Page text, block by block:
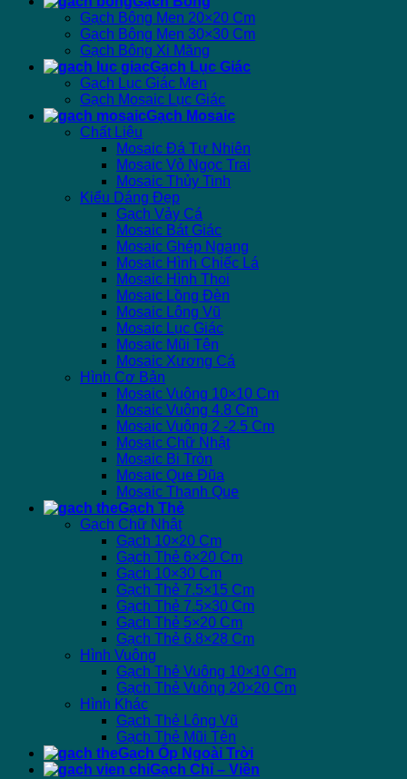
Gạch Bông Men 20×20 Cm
Gạch Bông Men 30×30 Cm
Gạch Bông Xi Măng
Gạch Lục Giác
Gạch Lục Giác Men
Gạch Mosaic Lục Giác
Gạch Mosaic
Chất Liệu
Mosaic Đá Tự Nhiên
Mosaic Vỏ Ngọc Trai
Mosaic Thủy Tinh
Kiểu Dáng Đẹp
Gạch Vảy Cá
Mosaic Bát Giác
Mosaic Ghép Ngang
Mosaic Hình Chiếc Lá
Mosaic Hình Thoi
Mosaic Lồng Đèn
Mosaic Lông Vũ
Mosaic Lục Giác
Mosaic Mũi Tên
Mosaic Xương Cá
Hình Cơ Bản
Mosaic Vuông 10×10 Cm
Mosaic Vuông 4.8 Cm
Mosaic Vuông 2 -2.5 Cm
Mosaic Chữ Nhật
Mosaic Bi Tròn
Mosaic Que Đũa
Mosaic Thanh Que
Gạch Thẻ
Gạch Chữ Nhật
Gạch 10×20 Cm
Gạch Thẻ 6×20 Cm
Gạch 10×30 Cm
Gạch Thẻ 7.5×15 Cm
Gạch Thẻ 7.5×30 Cm
Gạch Thẻ 5×20 Cm
Gạch Thẻ 6.8×28 Cm
Hình Vuông
Gạch Thẻ Vuông 10×10 Cm
Gạch Thẻ Vuông 20×20 Cm
Hình Khác
Gạch Thẻ Lông Vũ
Gạch Thẻ Mũi Tên
Gạch Ốp Ngoài Trời
Gạch Chỉ – Viền